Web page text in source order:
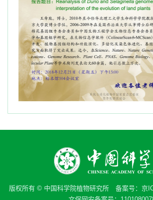
版权所有 © 中国科学院植物研究所 备案号： 京